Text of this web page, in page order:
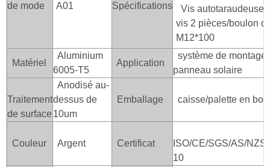
de mode
A01
Spécifications
Vis autotaraudeuse
vis 2 pièces/boulon
M12*100
Matériel
Aluminium
6005-T5
Application
système de montage
panneau solaire
Traitement
de surface
Anodisé au-
dessus de
10um
Emballage caisse/palette en bois
Couleur Argent Certificat
ISO/CE/SGS/AS/
10